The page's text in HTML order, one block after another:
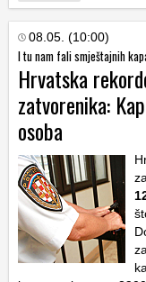
08.05. (10:00)
I tu nam fali smještajnih
Hrvatska
zatvorenika:
osoba